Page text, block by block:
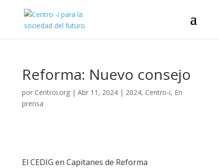
Reforma: Nuevo consejo
por Centroi.org| Abr 11, 2024| 2024, Centro-i, En
prensa
El CEDIG en Capitanes de Reforma